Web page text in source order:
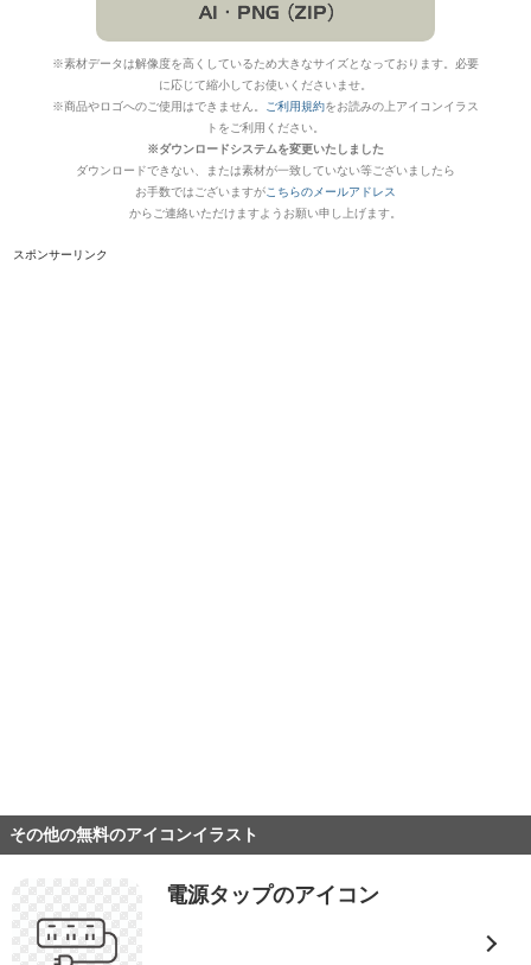
※素材データは解像度を高くしているため大きなサイズとなっております。必要
に応じて縮小してお使いくださいませ。
※商品やロゴへのご使用はできません。
ご利用規約をお読みの上アイコンイラス
トをご利用ください。
※ダウンロードシステムを変更いたしました
ダウンロードできない、または素材が一致していない等ございましたら
お手数ではございますがこちらのメールアドレス
からご連絡いただけますようお願い申し上げます。
スポンサーリンク
その他の無料のアイコンイラスト
電源タップのアイコン